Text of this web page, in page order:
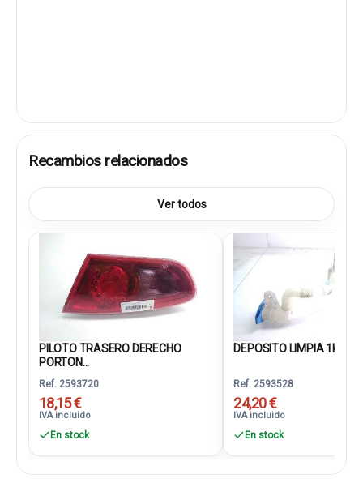
Recambios relacionados
Ver todos
PILOTO TRASERO DERECHO
PORTON...
Ref. 2593720
18,15 €
IVA incluido
En stock
DEPOSITO LIMPIA
Ref. 2593528
24,20 €
IVA incluido
En stock